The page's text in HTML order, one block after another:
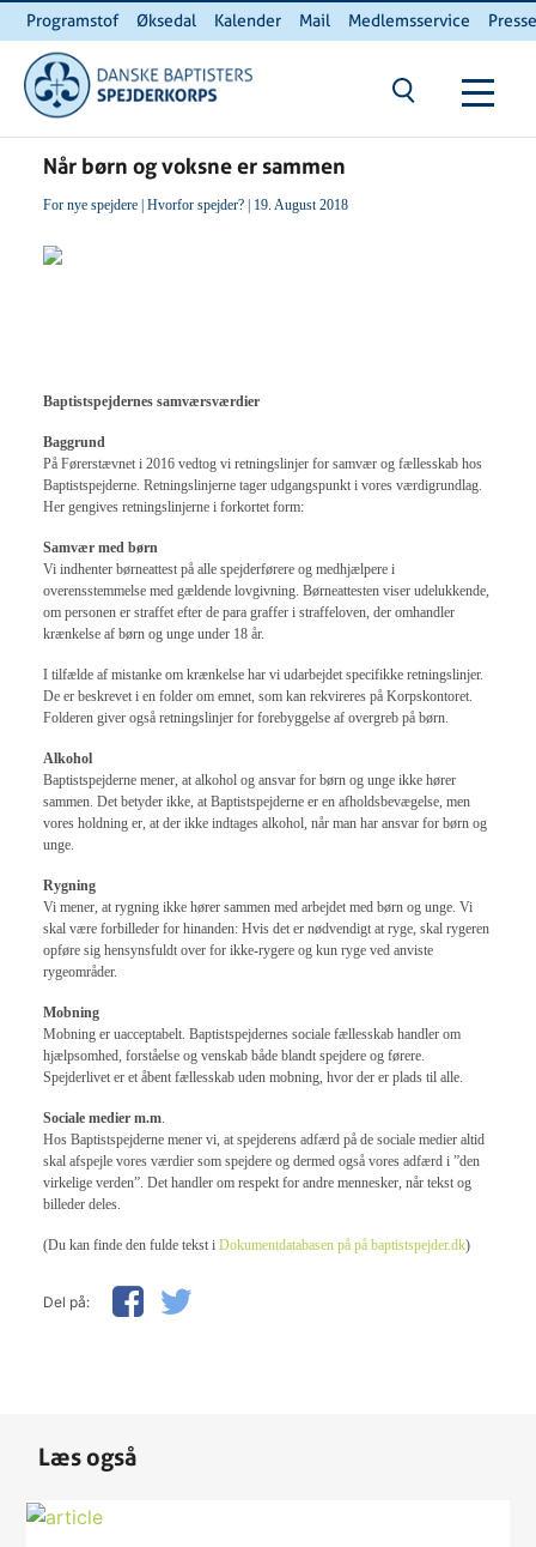
Programstof Øksedal Kalender Mail Medlemsservice
INTERNnet
Du er her:
Når børn og voksne er sammen
For nye spejdere| Hvorfor spejder?| 19. August 2018
Baptistspejdernes samværsværdier
Baggrund
På Førerstævnet i 2016 vedtog vi retningslinjer for samvær og fællesskab hos
Baptistspejderne. Retningslinjerne tager udgangspunkt i vores værdigrundlag.
Her gengives retningslinjerne i forkortet form:
Samvær med børn
Vi indhenter børneattest på alle spejderførere og medhjælpere i
overensstemmelse med gældende lovgivning. Børneattesten viser udelukkende,
om personen er straffet efter de para graffer i straffeloven, der omhandler
krænkelse af børn og unge under 18 år.
I tilfælde af mistanke om krænkelse har vi udarbejdet specifikke retningslinjer.
De er beskrevet i en folder om emnet, som kan rekvireres på Korpskontoret.
Folderen giver også retningslinjer for forebyggelse af overgreb på børn.
Alkohol
Baptistspejderne mener, at alkohol og ansvar for børn og unge ikke hører
sammen. Det betyder ikke, at Baptistspejderne er en afholdsbevægelse, men
vores holdning er, at der ikke indtages alkohol, når man har ansvar for børn og
unge.
Rygning
Vi mener, at rygning ikke hører sammen med arbejdet med børn og unge. Vi
skal være forbilleder for hinanden: Hvis det er nødvendigt at ryge, skal rygeren
opføre sig hensynsfuldt over for ikke-rygere og kun ryge ved anviste
rygeområder.
Mobning
Mobning er uacceptabelt. Baptistspejdernes sociale fællesskab handler om
hjælpsomhed, forståelse og venskab både blandt spejdere og førere.
Spejderlivet er et åbent fællesskab uden mobning, hvor der er plads til alle.
Sociale medier m.m.
Hos Baptistspejderne mener vi, at spejderens adfærd på de sociale medier altid
skal afspejle vores værdier som spejdere og dermed også vores adfærd i ”den
virkelige verden”. Det handler om respekt for andre mennesker, når tekst og
billeder deles.
(Du kan finde den fulde tekst i Dokumentdatabasen på på baptistspejder.dk)
Del på:
Læs også